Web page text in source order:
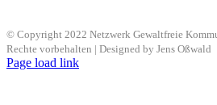
© Copyright 2022 Netzwerk Gewaltfreie
Rechte vorbehalten | Designed by Jens Oßwald
Page load link